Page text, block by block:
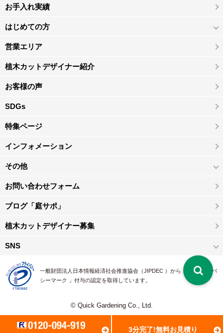
3分完了!無料お見積り
お手入れ実績
はじめての方
営業エリア
植木カットデザイナー紹介
お客様の声
SDGs
特集ページ
インフォメーション
その他
お問い合わせフォーム
ブログ「庭サポ」
植木カットデザイナー募集
SNS
一般財団法人日本情報経済社会推進協会（JIPDEC ）から 、「 プライバ
シーマーク 」付与の認定を取得しています。
© Quick Gardening Co., Ltd.